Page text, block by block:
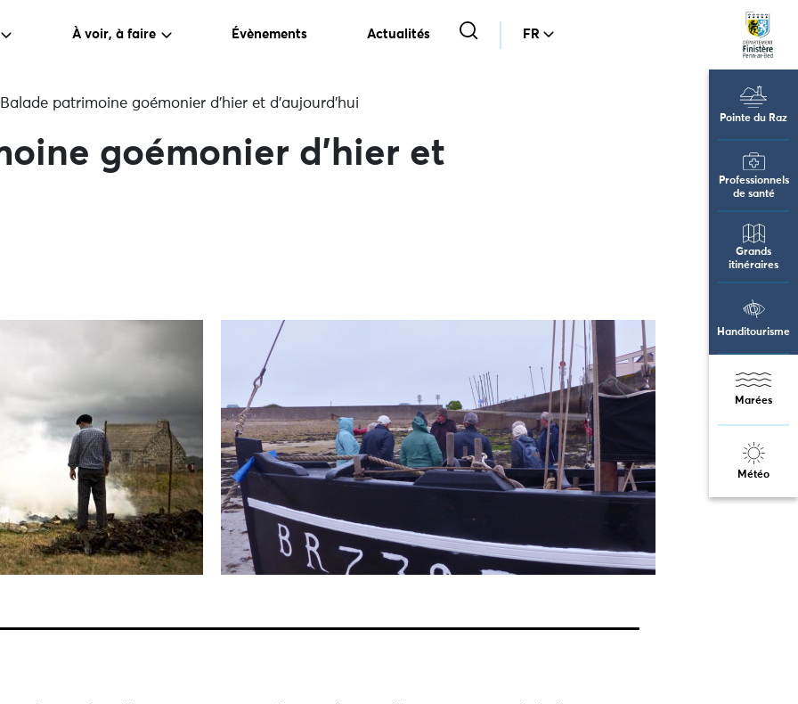
À voir, à faire Évènements Actualités FR
Pointe du Raz
Professionnels
de santé
Grands
itinéraires
Handitourisme
Marées
Météo
Balade patrimoine goémonier d’hier et d’aujourd’hui
goémonier d’hier et